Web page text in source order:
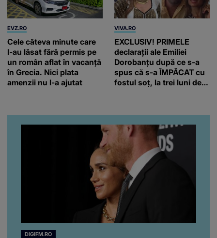
EVZ.RO
Cele câteva minute care
l-au lăsat fără permis pe
un român aflat în vacanță
în Grecia. Nici plata
amenzii nu l-a ajutat
VIVA.RO
EXCLUSIV! PRIMELE
declarații ale Emiliei
Dorobanțu după ce s-a
spus că s-a ÎMPĂCAT cu
fostul soț, la trei luni de
artistă i-a lăsat MASCĂ
pe toți. De data aceasta,
chiar a rupt tăcerea:
”Poate că aveam să ne
spunem, să ne...”
DIGIFM.RO